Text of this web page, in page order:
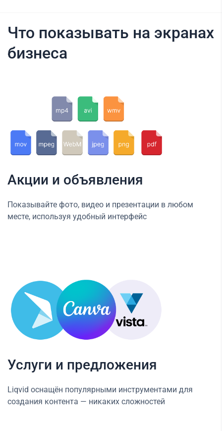
Что показывать на экранах
бизнеса
Акции и объявления
Показывайте фото, видео и презентации в любом
месте, используя удобный интерфейс
Услуги и предложения
Liqvid оснащён популярными инструментами для
создания контента — никаких сложностей